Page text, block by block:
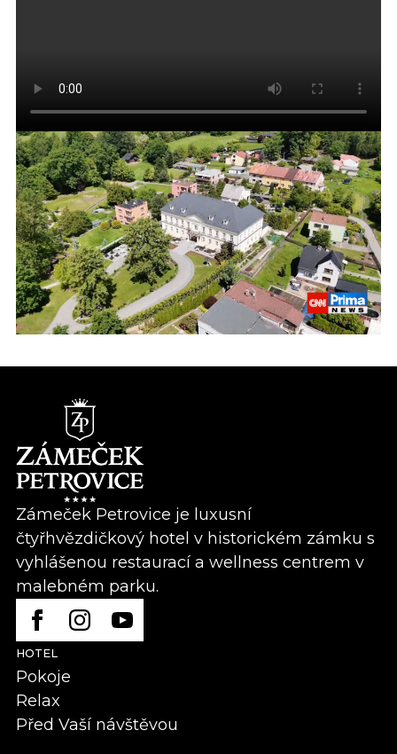
Zámeček Petrovice je luxusní
čtyřhvězdičkový hotel v historickém zámku s
vyhlášenou restaurací a wellness centrem v
malebném parku.
HOTEL
Pokoje
Relax
Před Vaší návštěvou